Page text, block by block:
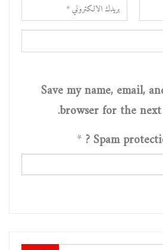
Save my name, email,
browser for the
Spam
*